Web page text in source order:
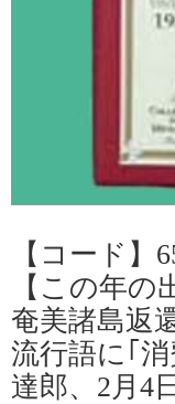
【コード】
【この年
奄美諸島返
流行語に｢
達郎、2月4